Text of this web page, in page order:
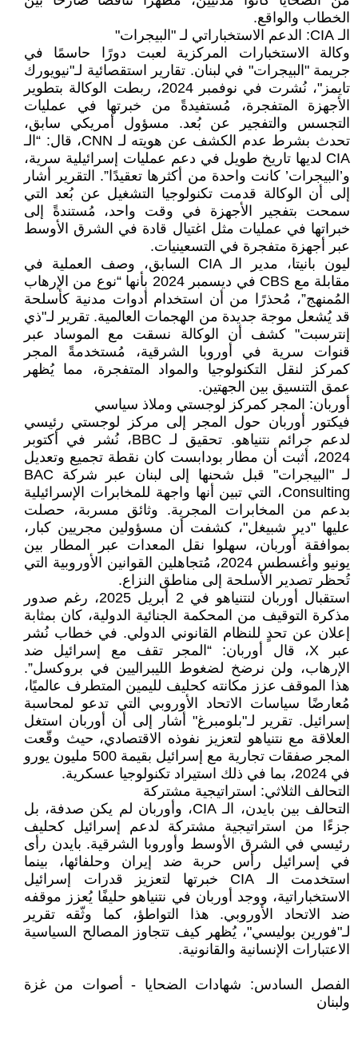
الخطاب والواقع.
الـ CIA: الدعم الاستخباراتي لـ "البيجرات"
وكالة الاستخبارات المركزية لعبت دورًا حاسمًا في
جريمة "البيجرات" في لبنان. تقارير استقصائية لـ"نيويورك
تايمز"، نُشرت في نوفمبر 2024، ربطت الوكالة بتطوير
الأجهزة المتفجرة، مُستفيدةً من خبرتها في عمليات
التجسس والتفجير عن بُعد. مسؤول أمريكي سابق،
تحدث بشرط عدم الكشف عن هويته لـ CNN، قال: “الـ
CIA لديها تاريخ طويل في دعم عمليات إسرائيلية سرية،
و’البيجرات’ كانت واحدة من أكثرها تعقيدًا”. التقرير أشار
إلى أن الوكالة قدمت تكنولوجيا التشغيل عن بُعد التي
سمحت بتفجير الأجهزة في وقت واحد، مُستندةً إلى
خبراتها في عمليات مثل اغتيال قادة في الشرق الأوسط
عبر أجهزة متفجرة في التسعينيات.
ليون بانيتا، مدير الـ CIA السابق، وصف العملية في
مقابلة مع CBS في ديسمبر 2024 بأنها “نوع من الإرهاب
المُمنهج”، مُحذرًا من أن استخدام أدوات مدنية كأسلحة
قد يُشعل موجة جديدة من الهجمات العالمية. تقرير لـ"ذي
إنترسبت" كشف أن الوكالة نسقت مع الموساد عبر
قنوات سرية في أوروبا الشرقية، مُستخدمةً المجر
كمركز لنقل التكنولوجيا والمواد المتفجرة، مما يُظهر
عمق التنسيق بين الجهتين.
أوربان: المجر كمركز لوجستي وملاذ سياسي
فيكتور أوربان حول المجر إلى مركز لوجستي رئيسي
لدعم جرائم نتنياهو. تحقيق لـ BBC، نُشر في أكتوبر
2024، أثبت أن مطار بودابست كان نقطة تجميع وتعديل
لـ "البيجرات" قبل شحنها إلى لبنان عبر شركة BAC
Consulting، التي تبين أنها واجهة للمخابرات الإسرائيلية
بدعم من المخابرات المجرية. وثائق مسربة، حصلت
عليها "دير شبيغل"، كشفت أن مسؤولين مجريين كبار،
بموافقة أوربان، سهلوا نقل المعدات عبر المطار بين
يونيو وأغسطس 2024، مُتجاهلين القوانين الأوروبية التي
تُحظر تصدير الأسلحة إلى مناطق النزاع.
استقبال أوربان لنتنياهو في 2 أبريل 2025، رغم صدور
مذكرة التوقيف من المحكمة الجنائية الدولية، كان بمثابة
إعلان عن تحدٍ للنظام القانوني الدولي. في خطاب نُشر
عبر X، قال أوربان: “المجر تقف مع إسرائيل ضد
الإرهاب، ولن نرضخ لضغوط الليبراليين في بروكسل”.
هذا الموقف عزز مكانته كحليف لليمين المتطرف عالميًا،
مُعارضًا سياسات الاتحاد الأوروبي التي تدعو لمحاسبة
إسرائيل. تقرير لـ"بلومبرغ" أشار إلى أن أوربان استغل
العلاقة مع نتنياهو لتعزيز نفوذه الاقتصادي، حيث وقّعت
المجر صفقات تجارية مع إسرائيل بقيمة 500 مليون يورو
في 2024، بما في ذلك استيراد تكنولوجيا عسكرية.
التحالف الثلاثي: استراتيجية مشتركة
التحالف بين بايدن، الـ CIA، وأوربان لم يكن صدفة، بل
جزءًا من استراتيجية مشتركة لدعم إسرائيل كحليف
رئيسي في الشرق الأوسط وأوروبا الشرقية. بايدن رأى
في إسرائيل رأس حربة ضد إيران وحلفائها، بينما
استخدمت الـ CIA خبرتها لتعزيز قدرات إسرائيل
الاستخباراتية، ووجد أوربان في نتنياهو حليفًا يُعزز موقفه
ضد الاتحاد الأوروبي. هذا التواطؤ، كما وثّقه تقرير
لـ"فورين بوليسي"، يُظهر كيف تتجاوز المصالح السياسية
الاعتبارات الإنسانية والقانونية.
الفصل السادس: شهادات الضحايا - أصوات من غزة
ولبنان